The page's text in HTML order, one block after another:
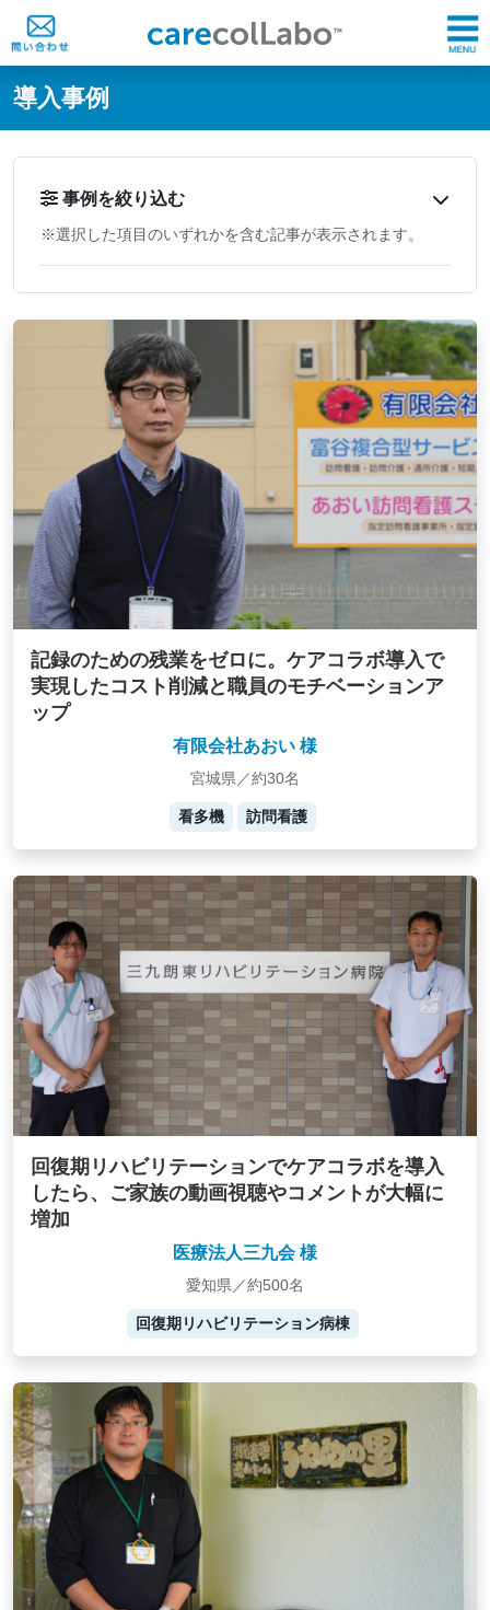
@ -0,0 +1,60 @@
導入事例
事例を絞り込む
※選択した項目のいずれかを含む記事が表示されます。
記録のための残業をゼロに。ケアコラボ導入で
実現したコスト削減と職員のモチベーションア
ップ
有限会社あおい 様
宮城県／約30名
看多機 訪問看護
回復期リハビリテーションでケアコラボを導入
したら、ご家族の動画視聴やコメントが大幅に
増加
医療法人三九会 様
愛知県／約500名
回復期リハビリテーション病棟